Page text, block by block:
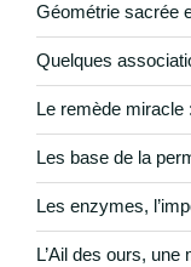
Géométrie sacrée
Quelques
Le remède miracle
Les base de la
Les enzymes,
L’Ail des ours,